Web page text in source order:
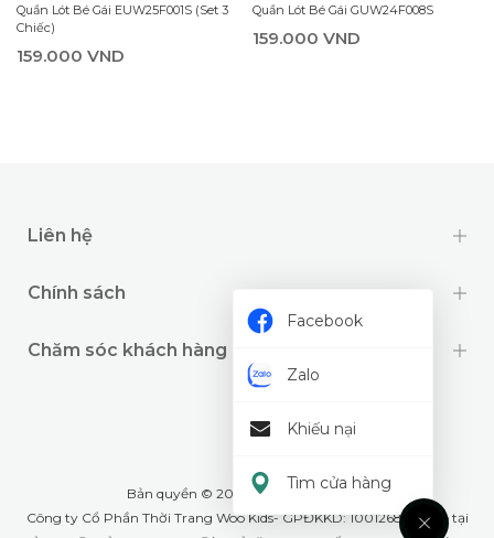
Quần Lót Bé Gái EUW25F001S (Set 3
Chiếc)
159.000 VND
Quần Lót Bé Gái GUW24F008S
159.000 VND
Liên hệ
Chính sách
Chăm sóc khách hàng
Bản quyền © 2024 thuộc về Wookids
Công ty Cổ Phần Thời Trang Woo Kids- GPĐKKD: 1001268555 cấp tại
Facebook
Zalo
Khiếu nại
Tìm cửa hàng